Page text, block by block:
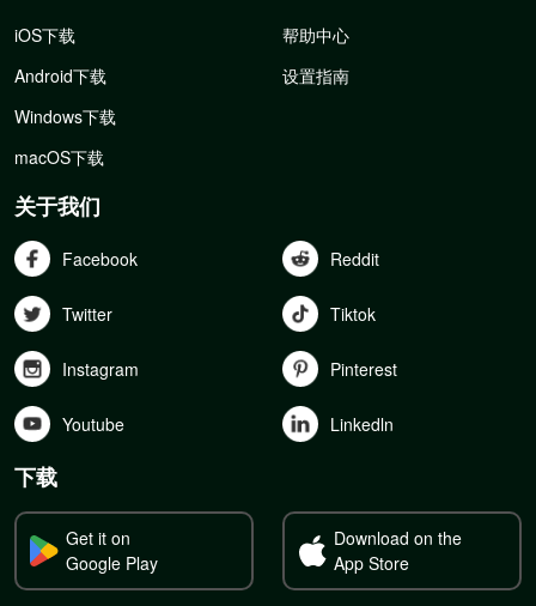
iOS下载
Android下载
Windows下载
macOS下载
帮助中心
设置指南
关于我们
Facebook Reddit
Twitter Tiktok
Instagram Pinterest
Youtube Linkedln
下载
Get it on
Google Play
Download on the
App Store